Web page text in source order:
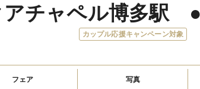
チャペル博多駅　
カップル応援キャンペーン対象
フェア 写真